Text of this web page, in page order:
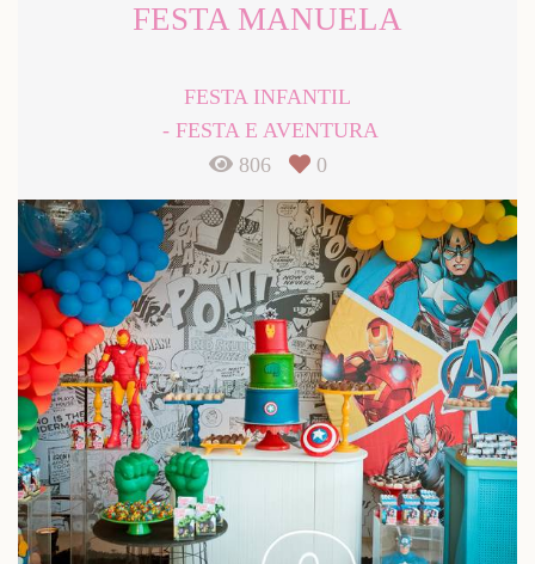
FESTA MANUELA
FESTA INFANTIL
FESTA E AVENTURA
806
0